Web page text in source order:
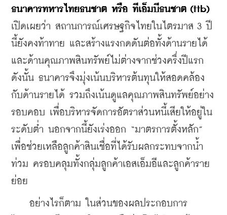
ธนาคารทหารไทยธนชาต หรือ ทีเอ็มบีธนชาต (ttb)
เปิดเผยว่า สถานการณ์เศรษฐกิจไทยในไตรมาส 3 ปี
นี้ยังคงท้าทาย และสร้างแรงกดดันต่อทั้งด้านรายได้
และด้านคุณภาพสินทรัพย์ไม่ต่างจากช่วงครึ่งปีแรก
ดังนั้น ธนาคารจึงมุ่งเน้นบริหารต้นทุนให้สอดคล้อง
กับด้านรายได้ รวมถึงเน้นดูแลคุณภาพสินทรัพย์อย่าง
รอบคอบ เพื่อบริหารจัดการอัตราส่วนหนี้เสียให้อยู่ใน
ระดับต่ำ นอกจากนี้ยังเร่งออก “มาตรการตั้งหลัก”
เพื่อช่วยเหลือลูกค้าสินเชื่อที่ได้รับผลกระทบจากน้ำ
ท่วม ครอบคลุมทั้งกลุ่มลูกค้าเอสเอ็มอีและลูกค้าราย
ย่อย
อย่างไรก็ตาม ในส่วนของผลประกอบการ